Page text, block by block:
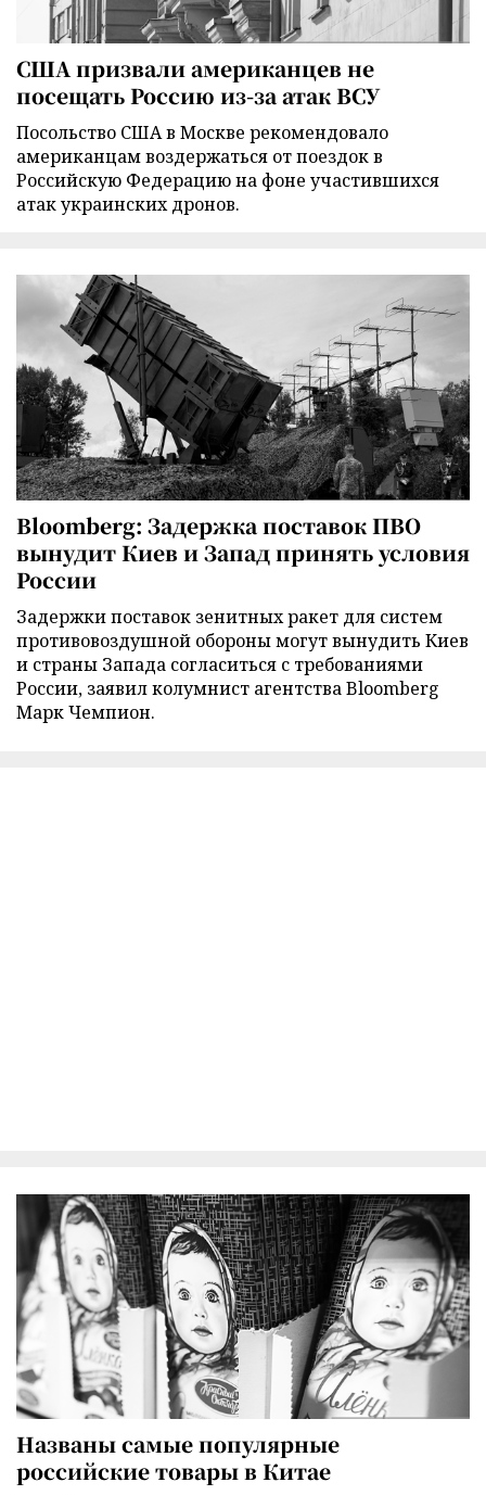
США призвали американцев не
посещать Россию из-за атак ВСУ
Посольство США в Москве рекомендовало
американцам воздержаться от поездок в
Российскую Федерацию на фоне участившихся
атак украинских дронов.
Bloomberg: Задержка поставок ПВО
вынудит Киев и Запад принять условия
России
Задержки поставок зенитных ракет для систем
противовоздушной обороны могут вынудить Киев
и страны Запада согласиться с требованиями
России, заявил колумнист агентства Bloomberg
Марк Чемпион.
Названы самые популярные
российские товары в Китае